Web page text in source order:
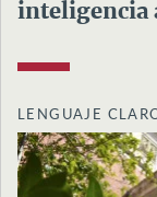
inteligencia
LENGUAJE